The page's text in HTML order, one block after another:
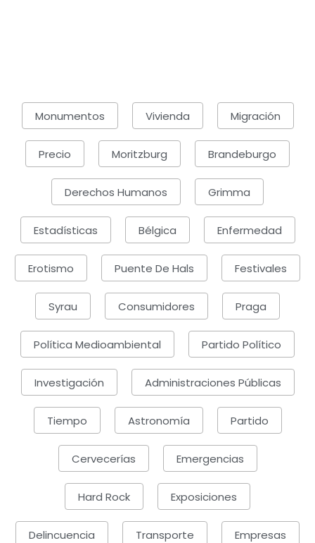
Monumentos Vivienda Migración
Precio Moritzburg Brandeburgo
Derechos Humanos Grimma
Estadísticas Bélgica Enfermedad
Erotismo Puente De Hals Festivales
Syrau Consumidores Praga
Política Medioambiental Partido Político
Investigación Administraciones Públicas
Tiempo Astronomía Partido
Cervecerías Emergencias
Hard Rock Exposiciones
Delincuencia Transporte Empresas